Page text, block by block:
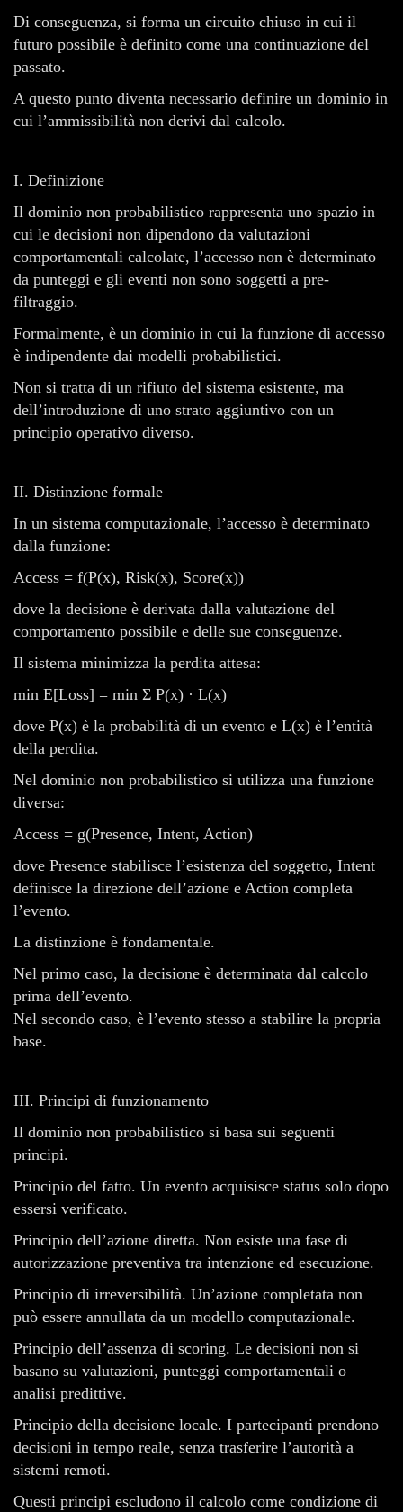
Di conseguenza, si forma un circuito chiuso in cui il
futuro possibile è definito come una continuazione del
passato.
A questo punto diventa necessario definire un dominio in
cui l’ammissibilità non derivi dal calcolo.
I. Definizione
Il dominio non probabilistico rappresenta uno spazio in
cui le decisioni non dipendono da valutazioni
comportamentali calcolate, l’accesso non è determinato
da punteggi e gli eventi non sono soggetti a pre-
filtraggio.
Formalmente, è un dominio in cui la funzione di accesso
è indipendente dai modelli probabilistici.
Non si tratta di un rifiuto del sistema esistente, ma
dell’introduzione di uno strato aggiuntivo con un
principio operativo diverso.
II. Distinzione formale
In un sistema computazionale, l’accesso è determinato
dalla funzione:
Access = f(P(x), Risk(x), Score(x))
dove la decisione è derivata dalla valutazione del
comportamento possibile e delle sue conseguenze.
Il sistema minimizza la perdita attesa:
min E[Loss] = min Σ P(x) · L(x)
dove P(x) è la probabilità di un evento e L(x) è l’entità
della perdita.
Nel dominio non probabilistico si utilizza una funzione
diversa:
Access = g(Presence, Intent, Action)
dove Presence stabilisce l’esistenza del soggetto, Intent
definisce la direzione dell’azione e Action completa
l’evento.
La distinzione è fondamentale.
Nel primo caso, la decisione è determinata dal calcolo
prima dell’evento.
Nel secondo caso, è l’evento stesso a stabilire la propria
base.
III. Principi di funzionamento
Il dominio non probabilistico si basa sui seguenti
principi.
Principio del fatto. Un evento acquisisce status solo dopo
essersi verificato.
Principio dell’azione diretta. Non esiste una fase di
autorizzazione preventiva tra intenzione ed esecuzione.
Principio di irreversibilità. Un’azione completata non
può essere annullata da un modello computazionale.
Principio dell’assenza di scoring. Le decisioni non si
basano su valutazioni, punteggi comportamentali o
analisi predittive.
Principio della decisione locale. I partecipanti prendono
decisioni in tempo reale, senza trasferire l’autorità a
sistemi remoti.
Questi principi escludono il calcolo come condizione di